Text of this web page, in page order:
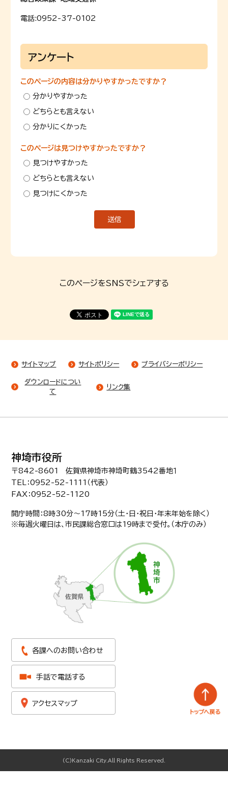
電話:0952-37-0102
アンケート
このページの内容は分かりやすかったですか？
分かりやすかった
どちらとも言えない
分かりにくかった
このページは見つけやすかったですか？
見つけやすかった
どちらとも言えない
見つけにくかった
このページをSNSでシェアする
サイトマップ サイトポリシー プライバシーポリシー
ダウンロードについ
て
リンク集
神埼市役所
〒842-8601 佐賀県神埼市神埼町鶴3542番地１
TEL：0952-52-1111（代表）
FAX：0952-52-1120
開庁時間：8時30分〜17時15分（土・日・祝日・年末年始を除く）
※毎週火曜日は、市民課総合窓口は19時まで受付。（本庁のみ）
各課へのお問い合わせ
手話で電話する
アクセスマップ
(C)Kanzaki City.All Rights Reserved.